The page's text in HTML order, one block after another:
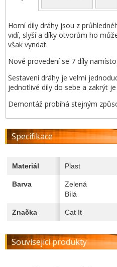
Horní díly dráhy jsou z
vidí, slyší a díky otvorům ho
však vyndat.
Nové provedení se 7 díly
Sestavení dráhy je velmi
jednotlivé díly do sebe a zakrýt
Demontáž probíhá stejným
Specifikace
Materiál Plast
Barva
Zelená
Bílá
Značka Cat It
Související produkty